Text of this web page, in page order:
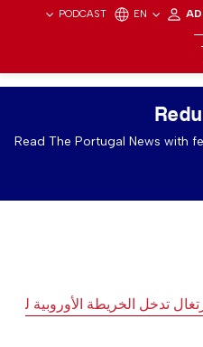
PODCAST EN
Read The Portugal News with
تدخل الخريطة الأوروبية